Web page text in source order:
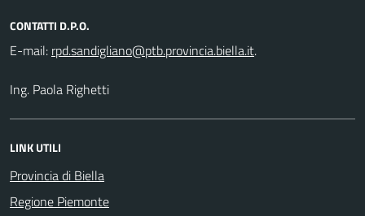
CONTATTI D.P.O.
E-mail:
.
Ing. Paola Righetti
LINK UTILI
Provincia di Biella
Regione Piemonte